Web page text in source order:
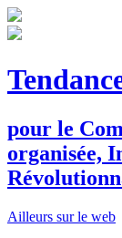
pour le C
organisée, I
R
Ailleurs sur le web